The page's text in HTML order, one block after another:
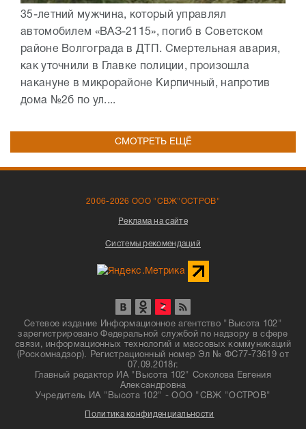
35-летний мужчина, который управлял
автомобилем «ВАЗ-2115», погиб в Советском
районе Волгограда в ДТП. Смертельная авария,
как уточнили в Главке полиции, произошла
накануне в микрорайоне Кирпичный, напротив
дома №2б по ул....
СМОТРЕТЬ ЕЩЁ
2006-2026 ООО "СВЖ"ОСТРОВ"
Реклама на сайте
Системы рекомендаций
Сетевое издание Информационное агентство "Высота 102"
зарегистрировано Федеральной службой по надзору в сфере
связи, информационных технологий и массовых коммуникаций
(Роскомнадзор). Регистрационный номер Эл № ФС77-73619 от
07.09.2018г.
Главный редактор ИА "Высота 102" Соколова Евгения
Александровна
Учредитель ИА "Высота 102" - ООО "СВЖ "ОСТРОВ"
Политика конфиденциальности